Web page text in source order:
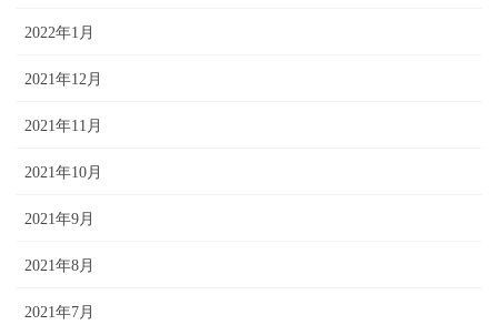
2022年1月
2021年12月
2021年11月
2021年10月
2021年9月
2021年8月
2021年7月